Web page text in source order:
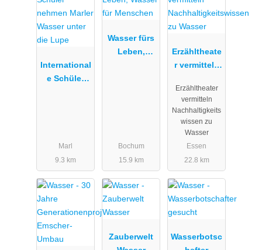
International
e Schüler
Lupe
Marl
9.3 km
Wasser fürs
Leben,
Bochum
15.9 km
Erzähltheate
r vermitteln
eitswissen
Erzähltheater
vermitteln
Nachhaltigkeits
wissen zu
Wasser
Essen
22.8 km
Zauberwelt
Wasserbotsc